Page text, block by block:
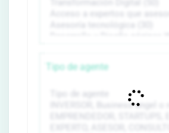
Tipo de agente